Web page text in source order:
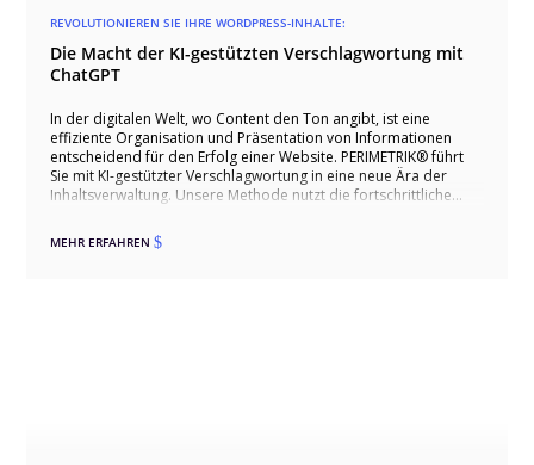
REVOLUTIONIEREN SIE IHRE WORDPRESS-INHALTE:
Die Macht der KI-gestützten Verschlagwortung mit
ChatGPT
In der digitalen Welt, wo Content den Ton angibt, ist eine
effiziente Organisation und Präsentation von Informationen
entscheidend für den Erfolg einer Website. PERIMETRIK® führt
Sie mit KI-gestützter Verschlagwortung in eine neue Ära der
Inhaltsverwaltung. Unsere Methode nutzt die fortschrittliche
Inhalten auf Ihrer WordPress-Site zu revolutionieren.
MEHR ERFAHREN$